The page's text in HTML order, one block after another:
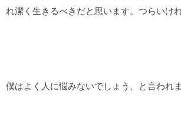
れ潔く生きるべきだと思います。つらいけ
僕はよく人に悩みないでしょう、と言われま